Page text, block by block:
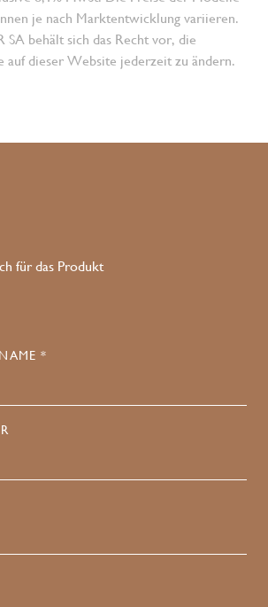
je nach Marktentwicklung variieren.
SA behält sich das Recht vor, die
auf dieser Website jederzeit zu ändern.
für das Produkt
*